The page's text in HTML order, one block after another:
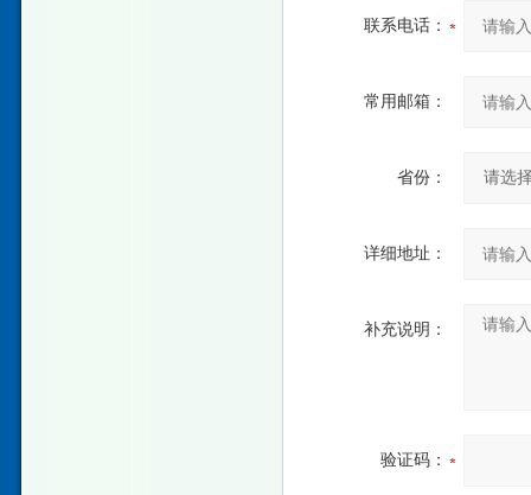
联系电话：
常用邮箱：
省份：
详细地址：
补充说明：
验证码：